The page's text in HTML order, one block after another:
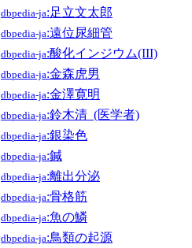
dbpedia-ja:足立文太郎
dbpedia-ja:遠位尿細管
dbpedia-ja:酸化インジウム(III)
dbpedia-ja:金森虎男
dbpedia-ja:金澤寛明
dbpedia-ja:鈴木清_(医学者)
dbpedia-ja:銀染色
dbpedia-ja:鍼
dbpedia-ja:離出分泌
dbpedia-ja:骨格筋
dbpedia-ja:魚の鱗
dbpedia-ja:鳥類の起源